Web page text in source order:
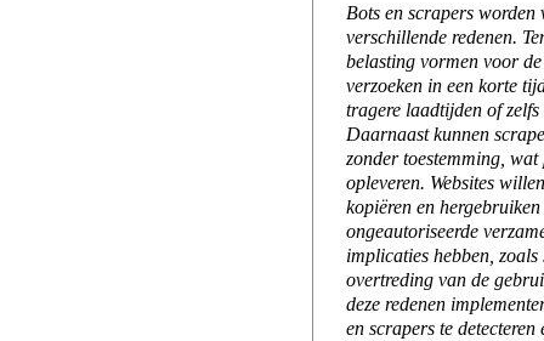
Bots en scrapers worden
verschillende redenen.
belasting vormen voor
verzoeken in een korte
tragere laadtijden of
Daarnaast kunnen
zonder toestemming,
opleveren. Websites
kopiëren en
ongeautoriseerde
implicaties hebben,
overtreding van de
deze redenen
en scrapers te detecteren